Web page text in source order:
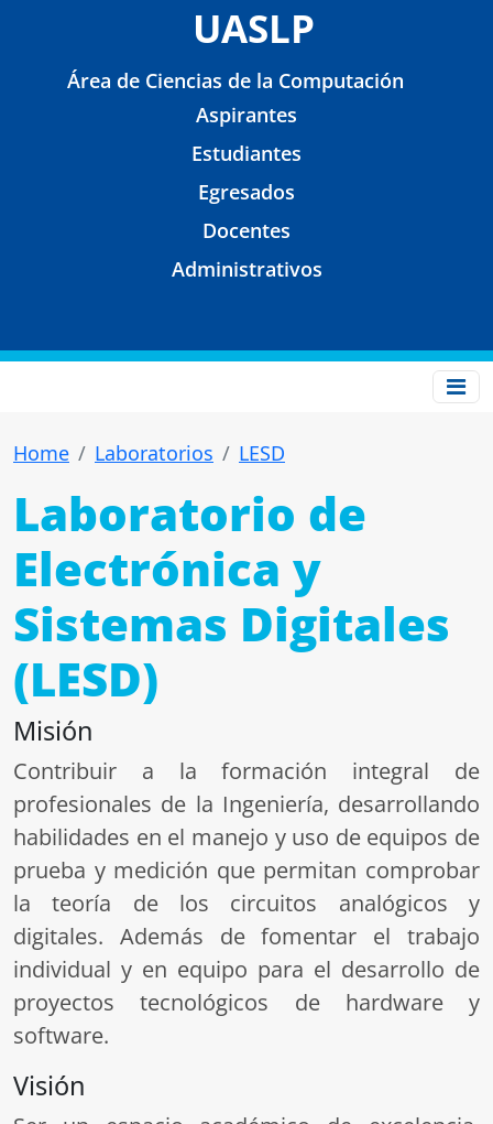
UASLP
Área de Ciencias de la Computación
Aspirantes
Estudiantes
Egresados
Docentes
Administrativos
Home Laboratorios LESD
Laboratorio de
Electrónica y
Sistemas Digitales
(LESD)
Misión
Contribuir a la formación integral de
profesionales de la Ingeniería, desarrollando
habilidades en el manejo y uso de equipos de
prueba y medición que permitan comprobar
la teoría de los circuitos analógicos y
digitales. Además de fomentar el trabajo
individual y en equipo para el desarrollo de
proyectos tecnológicos de hardware y
software.
Visión